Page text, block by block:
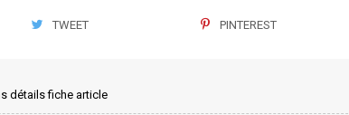
TWEET PINTEREST
détails fiche article